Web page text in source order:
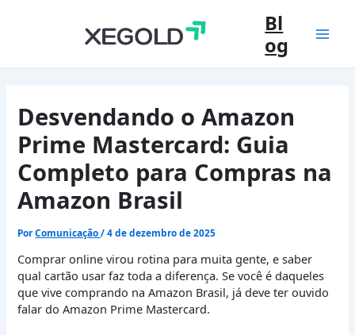
Bl
og
Desvendando o Amazon
Prime Mastercard: Guia
Completo para Compras na
Amazon Brasil
PorComunicação/4 de dezembro de 2025
Comprar online virou rotina para muita gente, e saber
qual cartão usar faz toda a diferença. Se você é daqueles
que vive comprando na Amazon Brasil, já deve ter ouvido
falar do Amazon Prime Mastercard.